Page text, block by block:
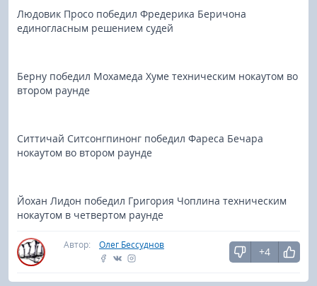
Людовик Просо победил Фредерика Беричона
единогласным решением судей
Берну победил Мохамеда Хуме техническим нокаутом во
втором раунде
Ситтичай Ситсонгпинонг победил Фареса Бечара
нокаутом во втором раунде
Йохан Лидон победил Григория Чоплина техническим
нокаутом в четвертом раунде
Автор: Олег Бессуднов
+4